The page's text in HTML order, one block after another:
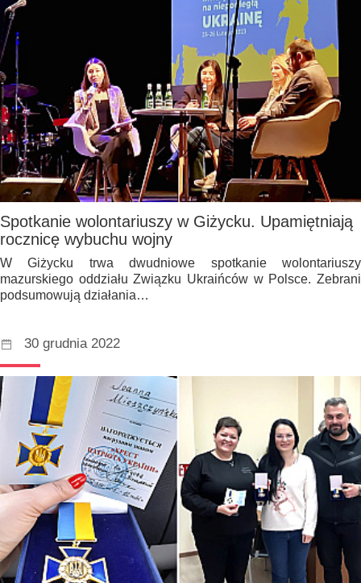
Spotkanie wolontariuszy w Giżycku. Upamiętniają
rocznicę wybuchu wojny
W Giżycku trwa dwudniowe spotkanie wolontariuszy
mazurskiego oddziału Związku Ukraińców w Polsce. Zebrani
podsumowują działania…
30 grudnia 2022